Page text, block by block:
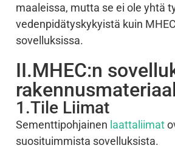
maaleissa, mutta se ei ole yhtä
vedenpidätyskykyistä kuin
sovelluksissa.
II.MHEC:n
1.Tile Liimat
Sementtipohjainen laattaliimat
suosituimmista sovelluksista.